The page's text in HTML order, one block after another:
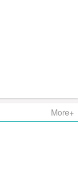
More+